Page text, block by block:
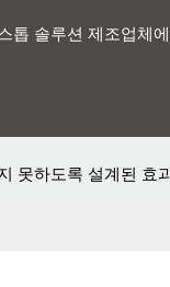
톱 솔루션 제조업체
못하도록 설계된 효